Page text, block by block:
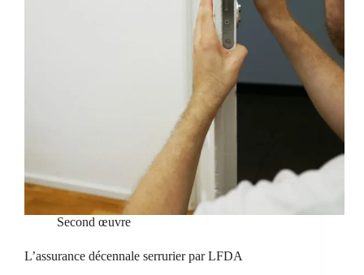
Second œuvre
L’assurance décennale serrurier par LFDA